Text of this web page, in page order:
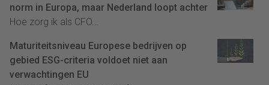
norm in Europa, maar Nederland loopt achter
Hoe zorg ik als CFO...
Maturiteitsniveau Europese bedrijven op
gebied ESG-criteria voldoet niet aan
verwachtingen EU